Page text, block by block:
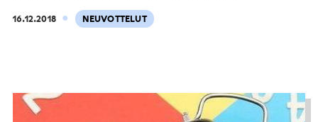
16.12.2018 · NEUVOTTELUT